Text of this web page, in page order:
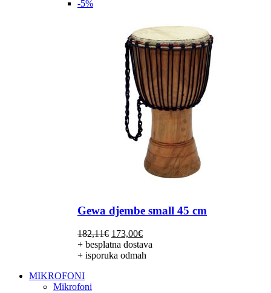
-5%
Gewa djembe small 45 cm
182,11€ Izvorna
cijena
bila
173,00€Trenutna
cijena
je:
+ besplatna dostava
+ isporuka odmah
MIKROFONI
Mikrofoni